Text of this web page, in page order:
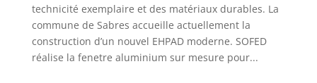
technicité exemplaire et des matériaux durables. La
commune de Sabres accueille actuellement la
construction d’un nouvel EHPAD moderne. SOFED
réalise la fenetre aluminium sur mesure pour...